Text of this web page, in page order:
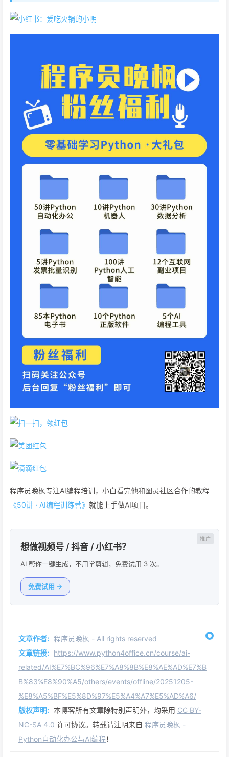
程序员晚枫专注AI编程培训，小白看完他和图灵社区合作的教程
《50讲 · AI编程训练营》 就能上手做AI项目。
想做视频号 / 抖音 / 小红书？
AI 帮你一键生成，不用学剪辑，免费试用 3 次。
免费试用 →
文章作者: 程序员晚枫 - All rights reserved
文章链接: https://www.python4office.cn/course/ai-
related/AI%E7%BC%96%E7%A8%8B%E8%AE%AD%E7%B
B%83%E8%90%A5/others/events/offline/20251205-
%E8%A5%BF%E5%8D%97%E5%A4%A7%E5%AD%A6/
版权声明: 本博客所有文章除特别声明外，均采用 CC BY-
NC-SA 4.0 许可协议。转载请注明来自 程序员晚枫 -
Python自动化办公与AI编程！